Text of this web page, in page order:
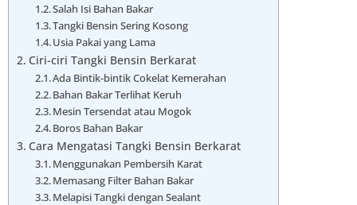
Salah Isi Bahan Bakar
Tangki Bensin Sering Kosong
Usia Pakai yang Lama
Ciri-ciri Tangki Bensin Berkarat
Ada Bintik-bintik Cokelat Kemerahan
Bahan Bakar Terlihat Keruh
Mesin Tersendat atau Mogok
Boros Bahan Bakar
Cara Mengatasi Tangki Bensin Berkarat
Menggunakan Pembersih Karat
Memasang Filter Bahan Bakar
Melapisi Tangki dengan Sealant